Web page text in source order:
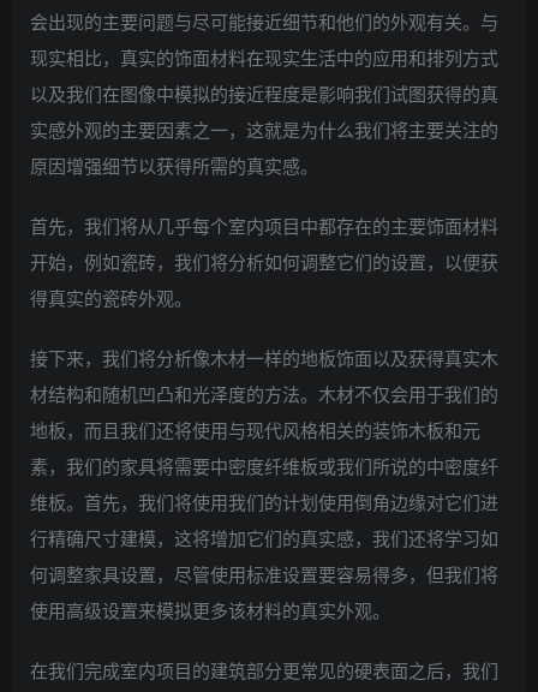
会出现的主要问题与尽可能接近细节和他们的外观有关。与
现实相比，真实的饰面材料在现实生活中的应用和排列方式
以及我们在图像中模拟的接近程度是影响我们试图获得的真
实感外观的主要因素之一，这就是为什么我们将主要关注的
原因增强细节以获得所需的真实感。
首先，我们将从几乎每个室内项目中都存在的主要饰面材料
开始，例如瓷砖，我们将分析如何调整它们的设置，以便获
得真实的瓷砖外观。
接下来，我们将分析像木材一样的地板饰面以及获得真实木
材结构和随机凹凸和光泽度的方法。木材不仅会用于我们的
地板，而且我们还将使用与现代风格相关的装饰木板和元
素，我们的家具将需要中密度纤维板或我们所说的中密度纤
维板。首先，我们将使用我们的计划使用倒角边缘对它们进
行精确尺寸建模，这将增加它们的真实感，我们还将学习如
何调整家具设置，尽管使用标准设置要容易得多，但我们将
使用高级设置来模拟更多该材料的真实外观。
在我们完成室内项目的建筑部分更常见的硬表面之后，我们